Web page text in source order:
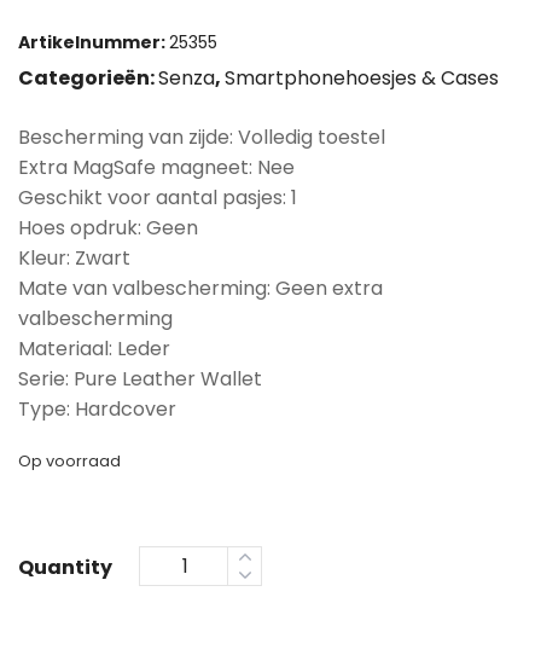
Artikelnummer:25355
Categorieën:Senza,Smartphonehoesjes & Cases
Bescherming van zijde: Volledig toestel
Extra MagSafe magneet: Nee
Geschikt voor aantal pasjes: 1
Hoes opdruk: Geen
Kleur: Zwart
Mate van valbescherming: Geen extra
valbescherming
Materiaal: Leder
Serie: Pure Leather Wallet
Type: Hardcover
Op voorraad
Quantity